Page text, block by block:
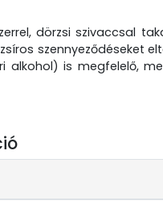
dörzsi szivaccsal
szennyeződéseket
alkohol) is megfelelő,